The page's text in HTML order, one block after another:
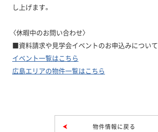
し上げます。
〈休暇中のお問い合わせ〉
■資料請求や見学会イベントのお申込みについて
イベント一覧はこちら
広島エリアの物件一覧はこちら
物件情報に戻る